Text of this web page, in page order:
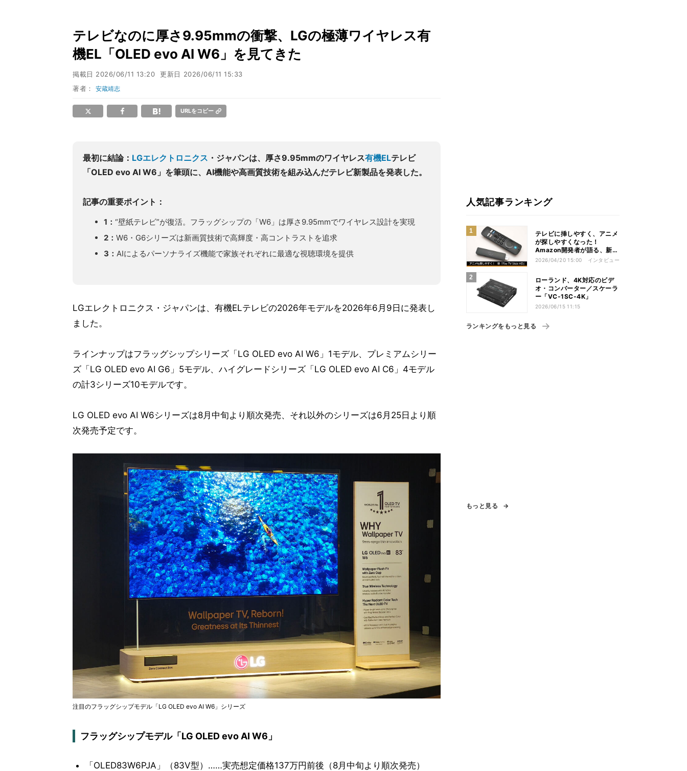
テレビなのに厚さ9.95mmの衝撃、LGの極薄ワイヤレス有
機EL「OLED evo AI W6」を見てきた
掲載日 2026/06/11 13:20 更新日 2026/06/11 15:33
著者：安蔵靖志
URLをコピー
最初に結論： LGエレクトロニクス ・ジャパンは、厚さ9.95mmのワイヤレス有機ELテレビ
「OLED evo AI W6」を筆頭に、AI機能や高画質技術を組み込んだテレビ新製品を発表した。
記事の重要ポイント：
1： “壁紙テレビ”が復活。フラッグシップの「W6」は厚さ9.95mmでワイヤレス設計を実現
2： W6・G6シリーズは新画質技術で高輝度・高コントラストを追求
3： AIによるパーソナライズ機能で家族それぞれに最適な視聴環境を提供
LGエレクトロニクス・ジャパンは、有機ELテレビの2026年モデルを2026年6月9日に発表し
ました。
ラインナップはフラッグシップシリーズ「LG OLED evo AI W6」1モデル、プレミアムシリー
ズ「LG OLED evo AI G6」5モデル、ハイグレードシリーズ「LG OLED evo AI C6」4モデル
の計3シリーズ10モデルです。
LG OLED evo AI W6シリーズは8月中旬より順次発売、それ以外のシリーズは6月25日より順
次発売予定です。
注目のフラッグシップモデル「LG OLED evo AI W6」シリーズ
フラッグシップモデル「LG OLED evo AI W6」
「OLED83W6PJA」（83V型）……実売想定価格137万円前後（8月中旬より順次発売）
人気記事ランキング
テレビに挿しやすく、アニメ
が探しやすくなった！
Amazon開発者が語る、新
「Fire TV Stick HD」の工
2026/04/20 15:00 インタビュー
ローランド、4K対応のビデ
オ・コンバーター／スケーラ
ー「VC-1SC-4K」
2026/06/15 11:15
ランキングをもっと見る
もっと見る